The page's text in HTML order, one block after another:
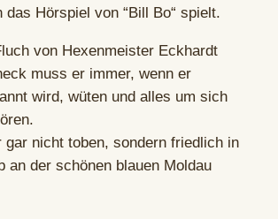
das Hörspiel von “Bill Bo“ spielt.
von Hexenmeister Eckhardt
muss er immer, wenn er
wird, wüten und alles um sich
gar nicht toben, sondern friedlich in
an der schönen blauen Moldau